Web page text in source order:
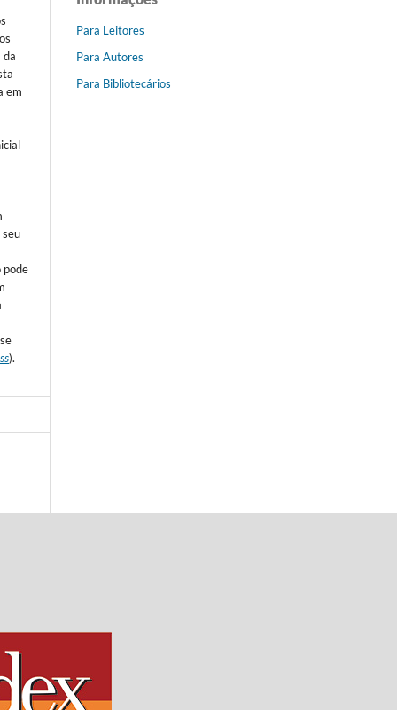
da
em
pode
).
Para Leitores
Para Autores
Para Bibliotecários